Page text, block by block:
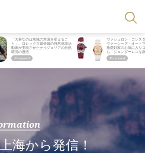
「大事なのは地域の意識を変えるこ
と」。ロレックス賞受賞の自然保護活
動家が実現させたナイジェリアの自然
環境の復活
ヴァシュロン・コンス
ヴァーシーズ・オート
旅愛好家のお気に入り
ら、ジェンダーレスな
上海から発信！